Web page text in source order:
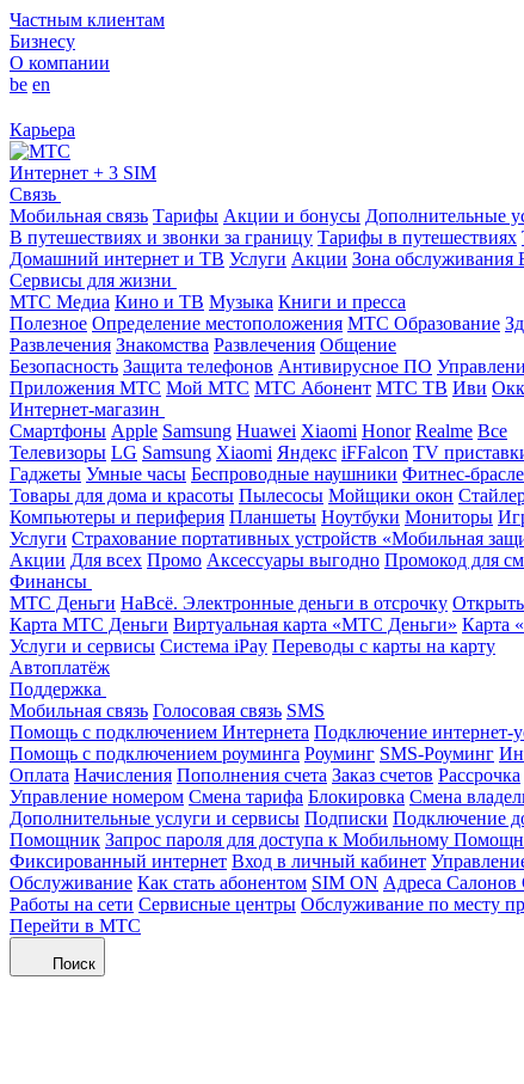
Частным клиентам
Бизнесу
О компании
be en
Карьера
Интернет + 3 SIM
Связь
Мобильная связь Тарифы Акции и бонусы Дополнительные
В путешествиях и звонки за границу Тарифы в путешествиях
Домашний интернет и ТВ Услуги Акции Зона обслуживания
Сервисы для жизни
МТС Медиа Кино и ТВ Музыка Книги и пресса
Полезное Определение местоположения МТС Образование
Развлечения Знакомства Развлечения Общение
Безопасность Защита телефонов Антивирусное ПО
Приложения МТС Мой МТС МТС Абонент МТС ТВ Иви
Интернет-магазин
Смартфоны Apple Samsung Huawei Xiaomi Honor Realme Все
Телевизоры LG Samsung Xiaomi Яндекс iFFalcon TV
Гаджеты Умные часы Беспроводные наушники Фитнес-
Товары для дома и красоты Пылесосы Мойщики окон
Компьютеры и периферия Планшеты Ноутбуки Мониторы
Услуги Страхование портативных устройств «Мобильная
Акции Для всех Промо Аксессуары выгодно Промокод для
Финансы
МТС Деньги НаВсё. Электронные деньги в отсрочку
Карта МТС Деньги Виртуальная карта «МТС Деньги» Карта
Услуги и сервисы Система iPay Переводы с карты на карту
Автоплатёж
Поддержка
Мобильная связь Голосовая связь SMS
Помощь с подключением Интернета Подключение интернет-
Помощь с подключением роуминга Роуминг SMS-Роуминг
Оплата Начисления Пополнения счета Заказ счетов Рассрочка
Управление номером Смена тарифа Блокировка Смена
Дополнительные услуги и сервисы Подписки Подключение
Помощник Запрос пароля для доступа к Мобильному
Фиксированный интернет Вход в личный кабинет
Обслуживание Как стать абонентом SIM ON Адреса Салонов
Работы на сети Сервисные центры Обслуживание по месту
Перейти в МТС
Поиск